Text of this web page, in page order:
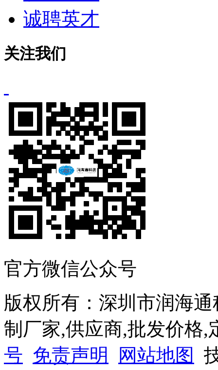
诚聘英才
关注我们
官方微信公众号
版权所有：深圳市润海
制厂家,供应商,批发价格
号 免责声明 网站地图